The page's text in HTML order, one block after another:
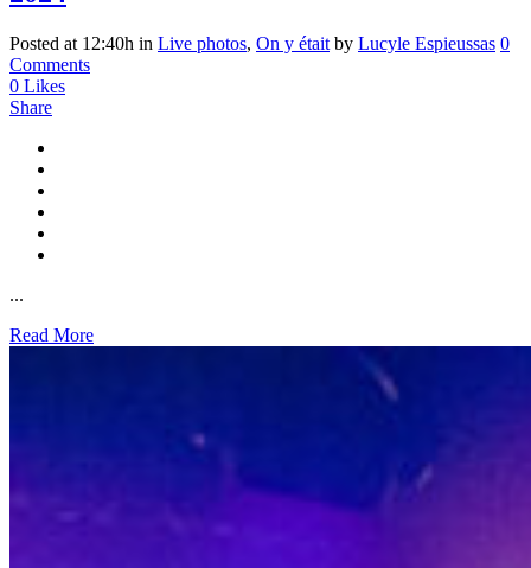
Posted at 12:40h in Live photos, On y était by Lucyle Espieussas 0
Comments
0 Likes
Share
...
Read More